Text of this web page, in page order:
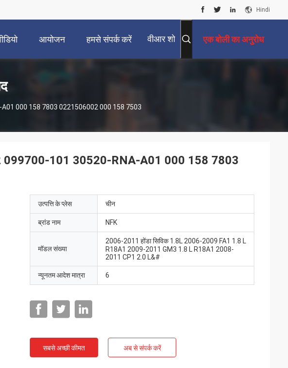
Hindi
आयोजन हमसे संपर्क करें वीआर शो एक बोली का अनुरोध
A01 000 158 7803 0221506002 000 158 7503
099700-101 30520-RNA-A01 000 158 7803
उत्पत्ति के प्लेस चीन
ब्रांड नाम NFK
मॉडल संख्या
2006-2011 होंडा सिविक 1.8L 2006-2009 FA1 1.8 L
R18A1 2009-2011 GM3 1.8 L R18A1 2008-
2011 CP1 2.0 L&#
न्यूनतम आदेश मात्रा 6
सबसे अच्छी कीमत अब से संपर्क करें